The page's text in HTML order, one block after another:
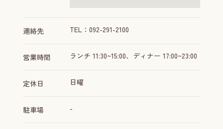
連絡先 TEL：092-291-2100
営業時間 ランチ 11:30~15:00、ディナー 17:00~23:00
定休日 日曜
駐車場 -